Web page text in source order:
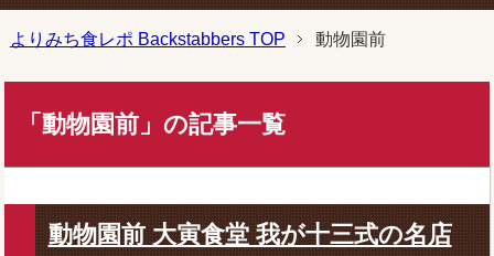
よりみち食レポ Backstabbers TOP 動物園前
「動物園前」の記事一覧
動物園前 大寅食堂 我が十三式の名店